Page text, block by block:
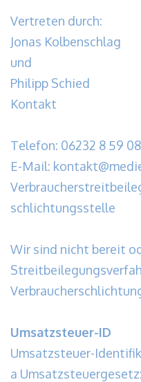
Vertreten durch:
Jonas Kolbenschlag
und
Philipp Schied
Kontakt
Telefon: 06232 8 59 08
E-Mail:
schlichtungs­stelle
Wir sind nicht bereit
Umsatzsteuer-ID
Umsatzsteuer-
a